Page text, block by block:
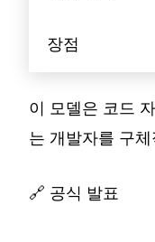
장점
이 모델은 코드
는 개발자를 구
🔗 공식 발표